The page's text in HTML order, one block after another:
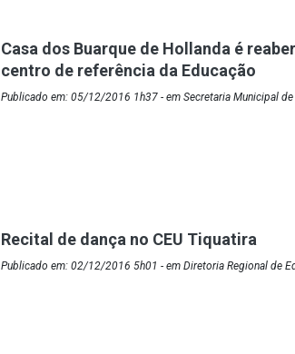
Casa dos Buarque de Hollanda é
centro de referência da Educação
Publicado em: 05/12/2016 1h37 - em Secretaria Municipal de
Recital de dança no CEU Tiquatira
Publicado em: 02/12/2016 5h01 - em Diretoria Regional de